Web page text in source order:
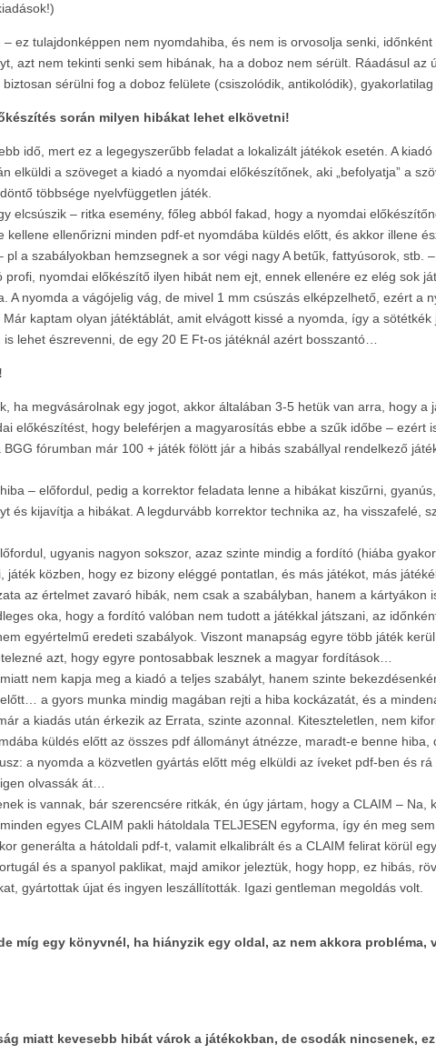
ez tulajdonképpen nem nyomdahiba, és nem is orvosolja senki,
azt nem tekinti senki sem hibának, ha a doboz nem sérült. Ráadásul
sérülni fog a doboz felülete (csiszolódik, antikolódik),
során milyen hibákat lehet elkövetni!
idő, mert ez a legegyszerűbb feladat a lokalizált játékok esetén. A
elküldi a szöveget a kiadó a nyomdai előkészítőnek, aki „befolyatja” a
többsége nyelvfüggetlen játék.
elcsúszik – ritka esemény, főleg abból fakad, hogy a nyomdai
ellenőrizni minden pdf-et nyomdába küldés előtt, és akkor illene
a szabályokban hemzsegnek a sor végi nagy A betűk, fattyúsorok,
nyomdai előkészítő ilyen hibát nem ejt, ennek ellenére ez elég sok
A nyomda a vágójelig vág, de mivel 1 mm csúszás elképzelhető, ezért a
kaptam olyan játéktáblát, amit elvágott kissé a nyomda, így a
lehet észrevenni, de egy 20 E Ft-os játéknál azért bosszantó…
ha megvásárolnak egy jogot, akkor általában 3-5 hetük van arra, hogy
előkészítést, hogy beleférjen a magyarosítás ebbe a szűk időbe – ezért
fórumban már 100 + játék fölött jár a hibás szabállyal rendelkező
– előfordul, pedig a korrektor feladata lenne a hibákat kiszűrni,
és kijavítja a hibákat. A legdurvább korrektor technika az, ha visszafelé,
ugyanis nagyon sokszor, azaz szinte mindig a fordító (hiába
játék közben, hogy ez bizony eléggé pontatlan, és más játékot, más
az értelmet zavaró hibák, nem csak a szabályban, hanem a
oka, hogy a fordító valóban nem tudott a játékkal játszani, az
egyértelmű eredeti szabályok. Viszont manapság egyre több játék
azt, hogy egyre pontosabbak lesznek a magyar fordítások…
nem kapja meg a kiadó a teljes szabályt, hanem szinte
a gyors munka mindig magában rejti a hiba kockázatát, és a
a kiadás után érkezik az Errata, szinte azonnal. Kiteszteletlen, nem
küldés előtt az összes pdf állományt átnézze, maradt-e benne
a nyomda a közvetlen gyártás előtt még elküldi az íveket pdf-ben és
olvassák át…
is vannak, bár szerencsére ritkák, én úgy jártam, hogy a CLAIM –
egyes CLAIM pakli hátoldala TELJESEN egyforma, így én meg
generálta a hátoldali pdf-t, valamit elkalibrált és a CLAIM felirat körül
és a spanyol paklikat, majd amikor jeleztük, hogy hopp, ez hibás,
gyártottak újat és ingyen leszállították. Igazi gentleman megoldás volt.
míg egy könyvnél, ha hiányzik egy oldal, az nem akkora
miatt kevesebb hibát várok a játékokban, de csodák nincsenek,